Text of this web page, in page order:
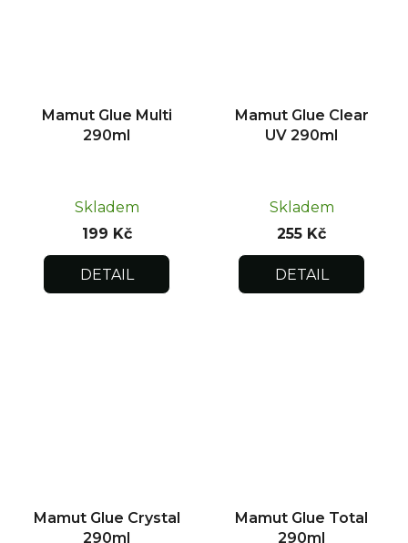
Mamut Glue Multi
290ml
Skladem
199 Kč
DETAIL
Mamut Glue Clear
UV 290ml
Skladem
255 Kč
DETAIL
Mamut Glue Crystal
290ml
Mamut Glue Total
290ml